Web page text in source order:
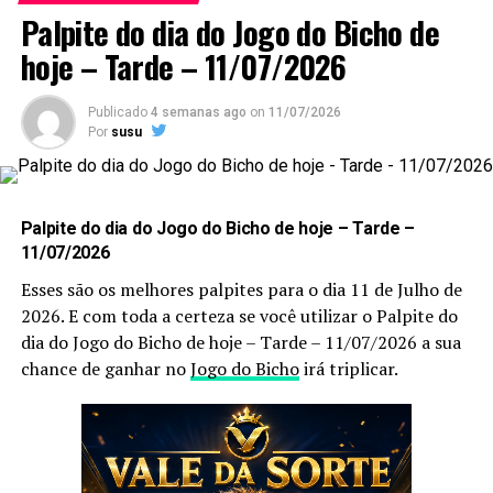
são indispensáveis, pois as utilizamos você aumenta
ainda mais a sua chance de acertar obicho
no poste.
Palpite do dia do Jogo do Bicho
Sem mais delongas esses são os nossosPalpites:
Grupo 02/ dezenas05 – 06
Dessa forma, para acompanhar previsões atualizadas
diariamente, acesse também a página de palpites do
jogo do bicho hoje.
Confira Aqui
Palpite do dia do Jogo do Bicho de
hoje – Tarde – 11/07/2026
Publicado 4 semanas ago on 11/07/2026
Por susu
Palpite do dia do Jogo do Bicho de hoje – Tarde –
11/07/2026
Esses são os melhores palpites para o dia 11 de Julho de
2026. E com toda a certeza se você utilizar o Palpite do
dia do Jogo do Bicho de hoje – Tarde – 11/07/2026 a sua
chance de ganhar noJogo do Bichoirá triplicar.